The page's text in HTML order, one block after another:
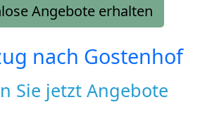
Angebote erhalten
nach Gostenhof
Sie jetzt Angebote